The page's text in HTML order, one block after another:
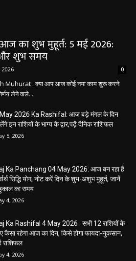
का शुभ मुहूर्त: 5 मई 2026:
शुभ समय
2026 0
Muhurat : क्या आप आज कोई नया काम शुरू करने
लेने वाले...
2026 Ka Rashifal: आज बड़े मंगल के दिन
इन राशियों के भाग्य के द्वार,पढ़ें दैनिक राशिफल
5, 2026
Ka Panchang 04 May 2026: आज बन रहा है
सिद्धि योग, नोट करें दिन के शुभ-अशुभ मुहूर्त, जानें
का समय
4, 2026
Ka Rashifal 4 May 2026 : सभी 12 राशियों के
कैसा रहेगा आज का दिन, किसे होगा फायदा-नुकसान,
राशिफल
4, 2026